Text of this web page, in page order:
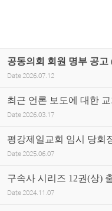
공동의회 회원 명부 공고
Date 2026.07.12
최근 언론 보도에 대한
Date 2026.03.17
평강제일교회 임시 당회
Date 2025.06.07
구속사 시리즈 12권(상)
Date 2024.11.07